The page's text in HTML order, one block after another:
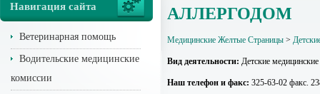
Навигация сайта
Ветеринарная помощь
Водительские медицинские
комиссии
АЛЛЕРГОДОМ
Медицинские Желтые Страницы >
Вид деятельности: Детские
Наш телефон и факс: 325-63-02 факс.